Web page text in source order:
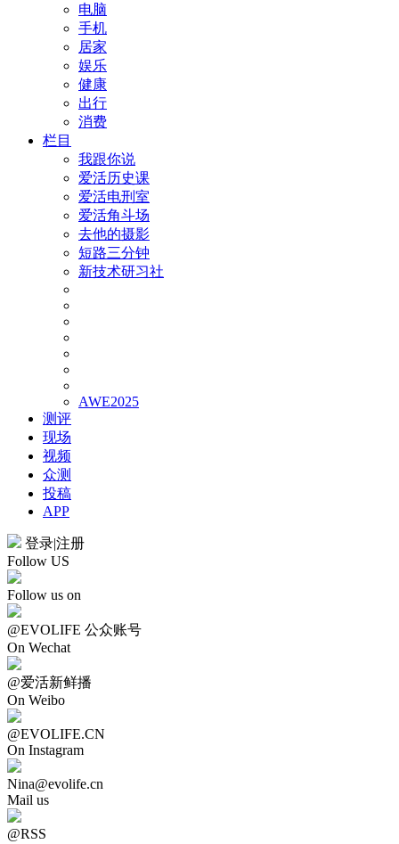
电脑
手机
居家
娱乐
健康
出行
消费
栏目
我跟你说
爱活历史课
爱活电刑室
爱活角斗场
去他的摄影
短路三分钟
新技术研习社
AWE2025
测评
现场
视频
众测
投稿
APP
登录|注册
Follow US
Follow us on
@EVOLIFE 公众账号
On Wechat
@爱活新鲜播
On Weibo
@EVOLIFE.CN
On Instagram
Nina@evolife.cn
Mail us
@RSS